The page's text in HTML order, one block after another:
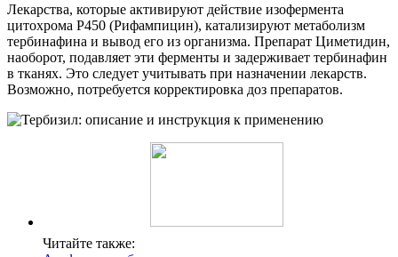
Лекарства, которые активируют действие изофермента
цитохрома Р450 (Рифампицин), катализируют метаболизм
тербинафина и вывод его из организма. Препарат Циметидин,
наоборот, подавляет эти ферменты и задерживает тербинафин
в тканях. Это следует учитывать при назначении лекарств.
Возможно, потребуется корректировка доз препаратов.
Читайте также: